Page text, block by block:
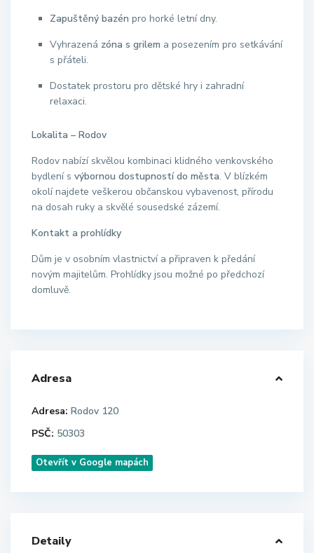
Zapuštěný bazén pro horké letní dny.
Vyhrazená zóna s grilem a posezením pro setkávání
s přáteli.
Dostatek prostoru pro dětské hry i zahradní
relaxaci.
Lokalita – Rodov
Rodov nabízí skvělou kombinaci klidného venkovského
bydlení s výbornou dostupností do města. V blízkém
okolí najdete veškerou občanskou vybavenost, přírodu
na dosah ruky a skvělé sousedské zázemí.
Kontakt a prohlídky
Dům je v osobním vlastnictví a připraven k předání
novým majitelům. Prohlídky jsou možné po předchozí
domluvě.
Adresa
Adresa: Rodov 120
PSČ: 50303
Otevřít v Google mapách
Detaily